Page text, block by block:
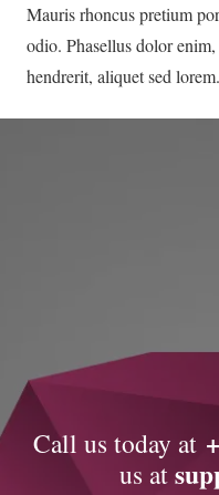
Mauris rhoncus pretium
odio. Phasellus dolor
hendrerit, aliquet sed lorem.
Call us today at
us at